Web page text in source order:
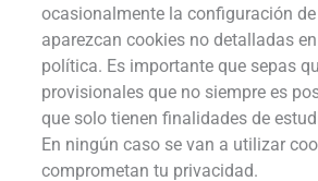
ocasionalmente la configuración
aparezcan cookies no detalladas
política. Es importante que sepas
provisionales que no siempre es
que solo tienen finalidades de
En ningún caso se van a utilizar
comprometan tu privacidad.